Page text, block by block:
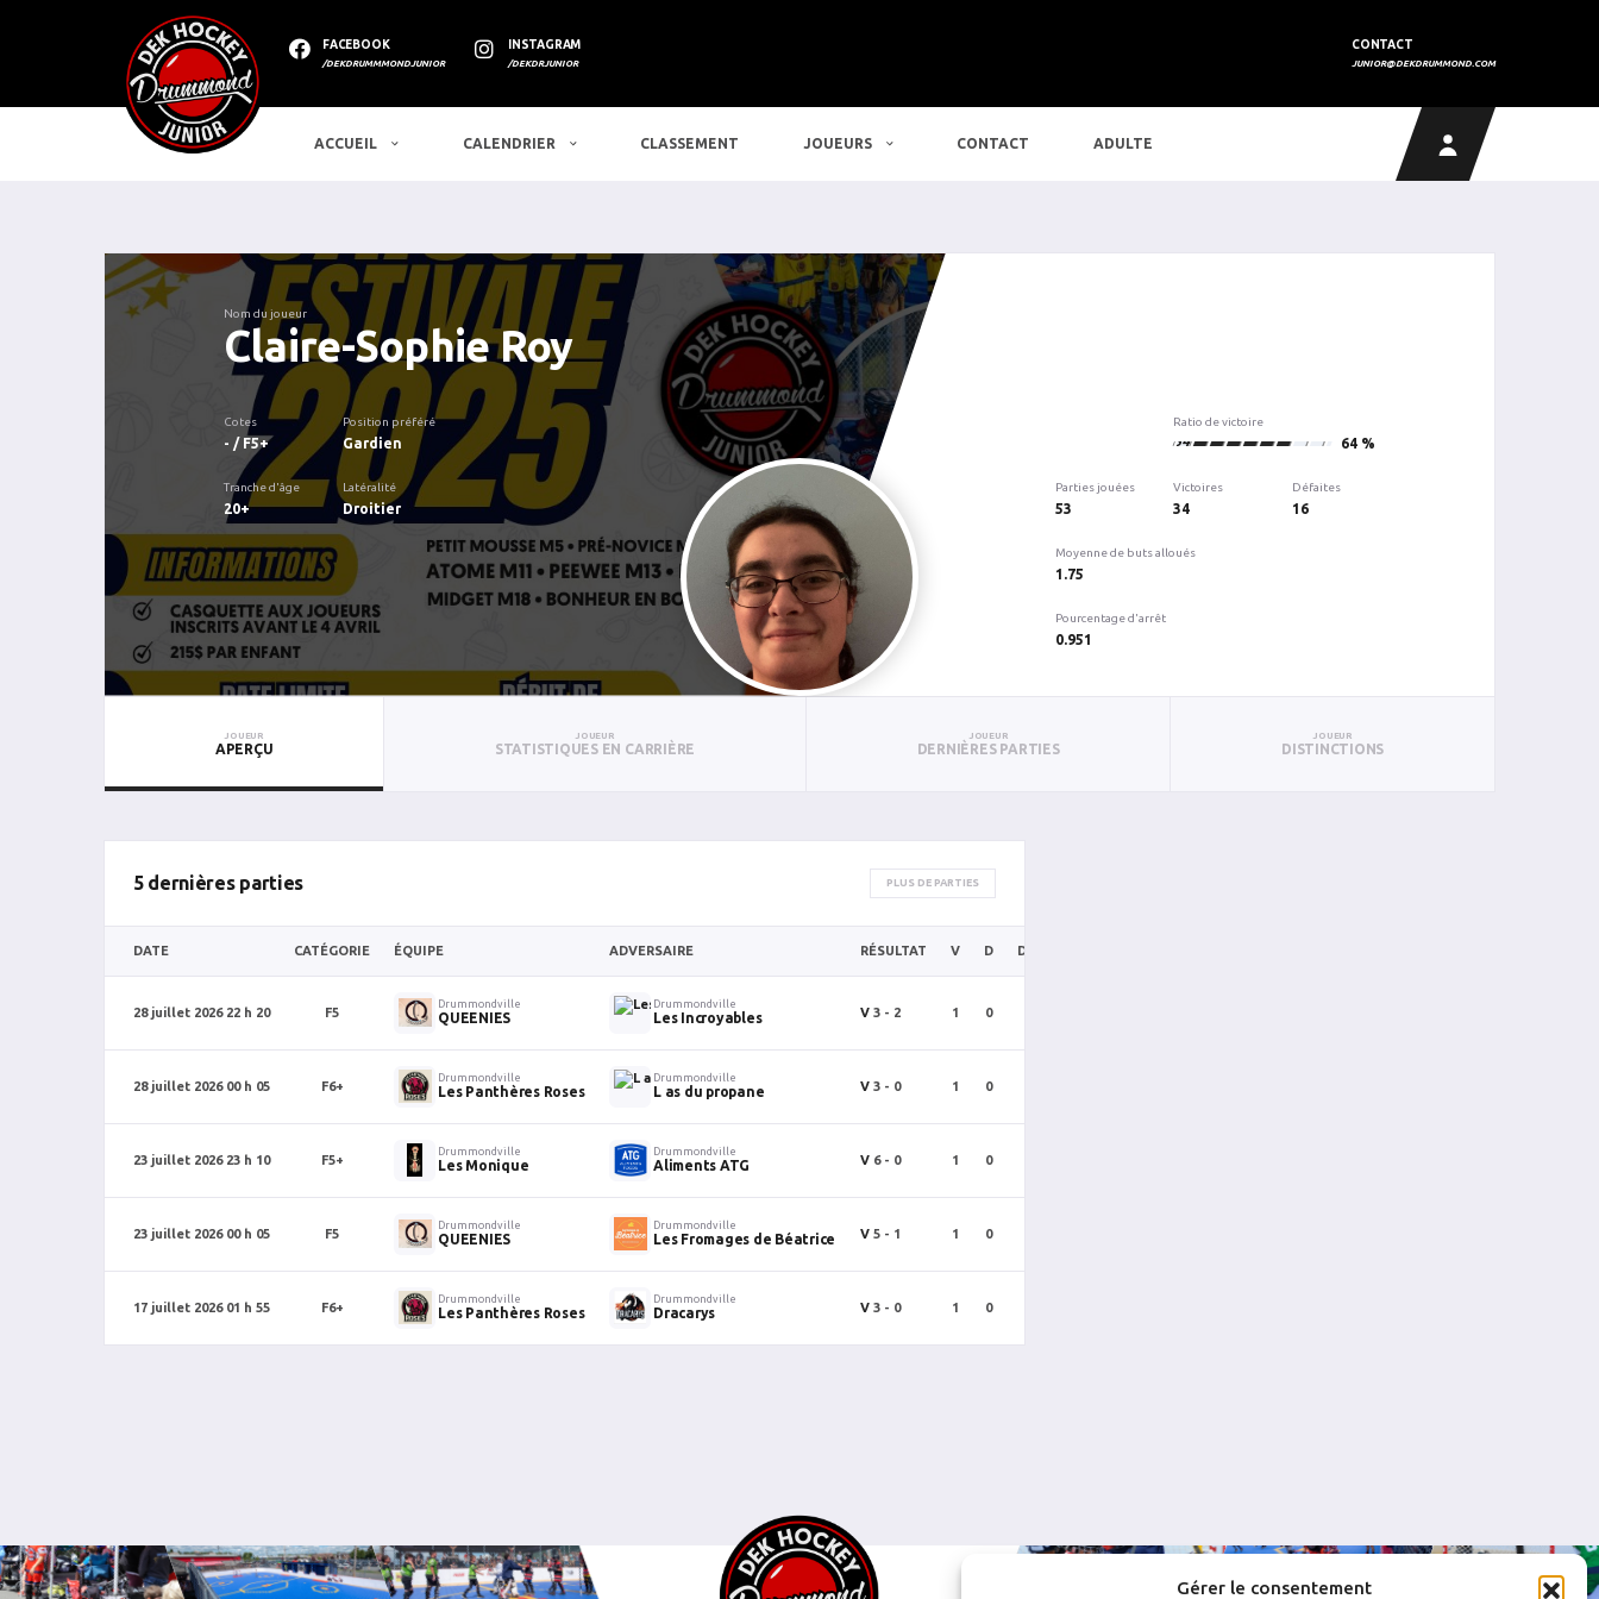
Gérer le consentement
FACEBOOK
/DEKDRUMMMONDJUNIOR
INSTAGRAM
/DEKDRJUNIOR
CONTACT
JUNIOR@DEKDRUMMOND.COM
ACCUEIL CALENDRIER CLASSEMENT JOUEURS CONTACT ADULTE
Nom du joueur
Claire-Sophie Roy
Cotes
- / F5+
Position préféré
Gardien
Tranche d'âge
20+
Latéralité
Droitier
Ratio de victoire
34 64 %
Parties jouées
53
Victoires
34
Défaites
16
Moyenne de buts alloués
1.75
Pourcentage d'arrêt
0.951
JOUEUR
APERÇU
JOUEUR
STATISTIQUES EN CARRIÈRE
JOUEUR
DERNIÈRES PARTIES
JOUEUR
DISTINCTIONS
5 dernières parties PLUS DE PARTIES
DATE CATÉGORIE ÉQUIPE ADVERSAIRE RÉSULTAT V D DP/DF/N
28 juillet 2026 22 h 20 F5
Drummondville
QUEENIES
Drummondville
Les Incroyables V 3 - 2 1 0
28 juillet 2026 00 h 05 F6+
Drummondville
Les Panthères Roses
Drummondville
L as du propane V 3 - 0 1 0
23 juillet 2026 23 h 10 F5+
Drummondville
Les Monique
Drummondville
Aliments ATG V 6 - 0 1 0
23 juillet 2026 00 h 05 F5
Drummondville
QUEENIES
Drummondville
Les Fromages de Béatrice V 5 - 1 1 0
17 juillet 2026 01 h 55 F6+
Drummondville
Les Panthères Roses
Drummondville
Dracarys V 3 - 0 1 0